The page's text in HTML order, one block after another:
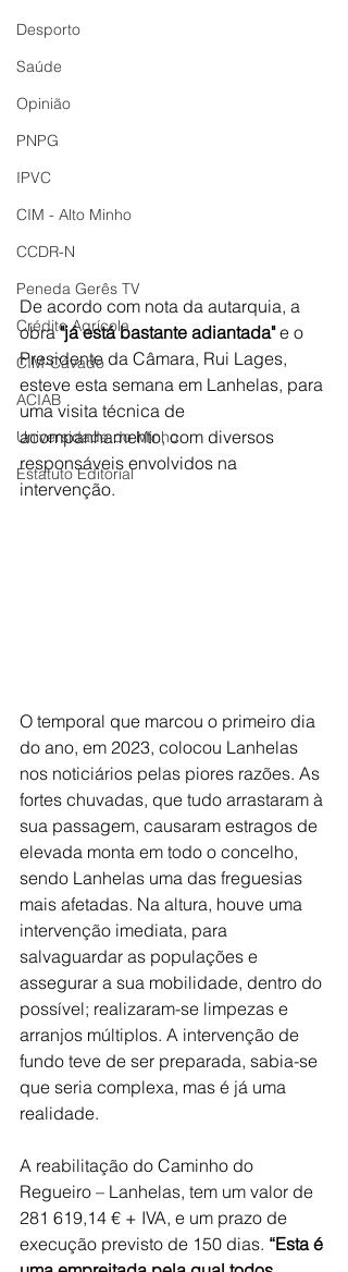
Desporto
Saúde
Opinião
PNPG
IPVC
CIM - Alto Minho
CCDR-N
Peneda Gerês TV
Crédito Agrícola
CIM-Cávado
ACIAB
Universidade do Minho
Estatuto Editorial
De acordo com nota da autarquia, a
obra "já está bastante adiantada" e o
Presidente da Câmara, Rui Lages,
esteve esta semana em Lanhelas, para
uma visita técnica de
acompanhamento, com diversos
responsáveis envolvidos na
intervenção.
O temporal que marcou o primeiro dia
do ano, em 2023, colocou Lanhelas
nos noticiários pelas piores razões. As
fortes chuvadas, que tudo arrastaram à
sua passagem, causaram estragos de
elevada monta em todo o concelho,
sendo Lanhelas uma das freguesias
mais afetadas. Na altura, houve uma
intervenção imediata, para
salvaguardar as populações e
assegurar a sua mobilidade, dentro do
possível; realizaram-se limpezas e
arranjos múltiplos. A intervenção de
fundo teve de ser preparada, sabia-se
que seria complexa, mas é já uma
realidade.
A reabilitação do Caminho do
Regueiro – Lanhelas, tem um valor de
281 619,14 € + IVA, e um prazo de
execução previsto de 150 dias. “Esta é